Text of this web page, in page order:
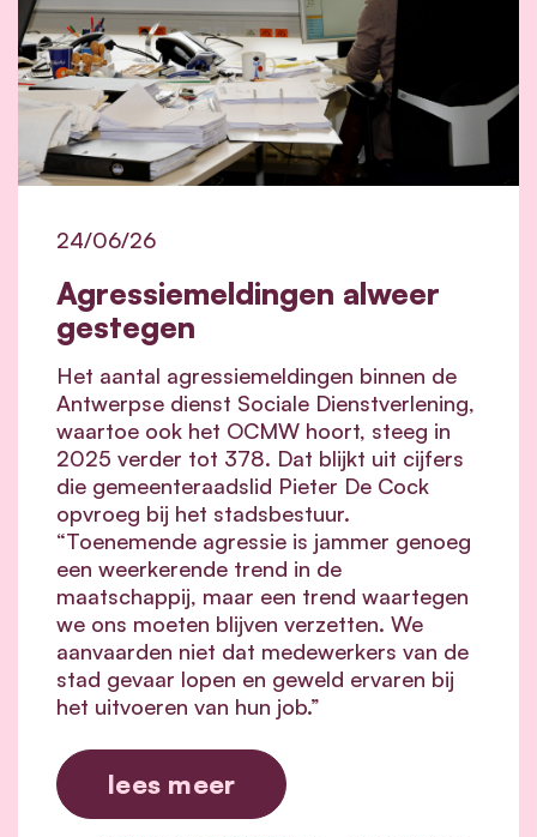
Agressiemeldingen alweer
gestegen
24/06/26
Het aantal agressiemeldingen binnen de
Antwerpse dienst Sociale Dienstverlening,
waartoe ook het OCMW hoort, steeg in
2025 verder tot 378. Dat blijkt uit cijfers
die gemeenteraadslid Pieter De Cock
opvroeg bij het stadsbestuur.
“Toenemende agressie is jammer genoeg
een weerkerende trend in de
maatschappij, maar een trend waartegen
we ons moeten blijven verzetten. We
aanvaarden niet dat medewerkers van de
stad gevaar lopen en geweld ervaren bij
het uitvoeren van hun job.”
lees meer